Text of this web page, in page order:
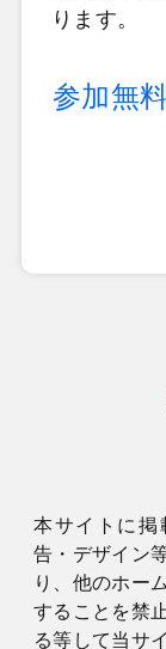
ります。
参加無
本サイトに掲
告・デザイン
り、他のホー
することを禁
る等して当サ